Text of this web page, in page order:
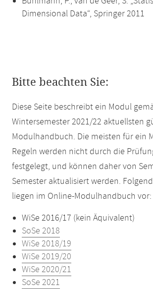
Dimensional Data“, Springer 2011
Bitte beachten Sie:
Diese Seite beschreibt ein Modul
Wintersemester 2021/22 aktuellsten
Modulhandbuch. Die meisten für ein
Regeln werden nicht durch die
festgelegt, und können daher von
Semester aktualisiert werden.
liegen im Online-Modulhandbuch vor:
WiSe 2016/17 (kein Äquivalent)
SoSe 2018
WiSe 2018/19
WiSe 2019/20
WiSe 2020/21
SoSe 2021